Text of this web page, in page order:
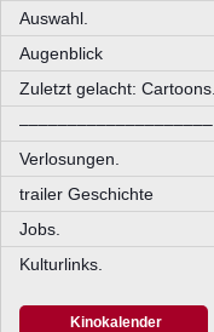
Auswahl.
Augenblick
Zuletzt gelacht: Cartoons.
––––––––––––––––––––
Verlosungen.
trailer Geschichte
Jobs.
Kulturlinks.
Kinokalender